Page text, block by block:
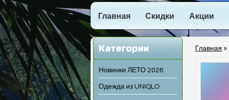
Главная Скидки Акции
Категории
Новинки ЛЕТО 2026
Одежда из UNIQLO
Главная »